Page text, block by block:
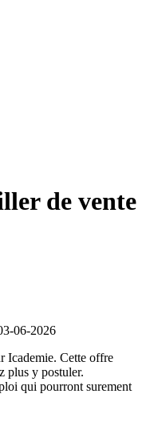
de vente
06-2026
Icademie. Cette offre
plus y postuler.
qui pourront surement